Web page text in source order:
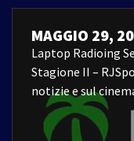
MAGGIO 29,
Laptop Radioing
Stagione II –
notizie e sul